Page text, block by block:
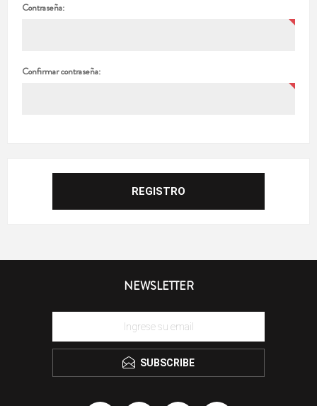
Contraseña:
Confirmar contraseña:
NEWSLETTER
SUBSCRIBE